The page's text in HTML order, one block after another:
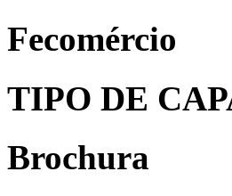
Fecomércio
TIPO DE
Brochura